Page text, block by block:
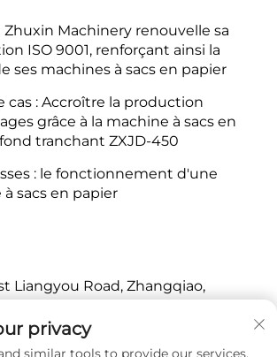
Zhuxin Machinery renouvelle sa
ISO 9001, renforçant ainsi la
ses machines à sacs en papier
cas : Accroître la production
grâce à la machine à sacs en
tranchant ZXJD-450
: le fonctionnement d'une
sacs en papier
Liangyou Road, Zhangqiao,
Town, Pingyang, Wenzhou City,
China 325409
privacy
similar tools to provide our services.